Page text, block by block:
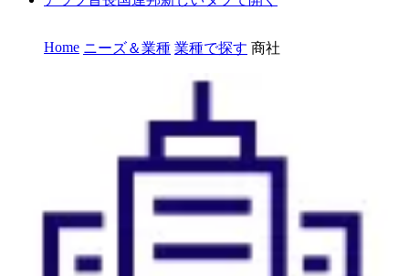
Home ニーズ＆業種 業種で探す 商社